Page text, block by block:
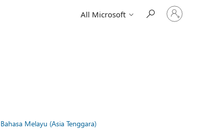
All Microsoft
Sign
in
Bahasa Melayu (Asia Tenggara)